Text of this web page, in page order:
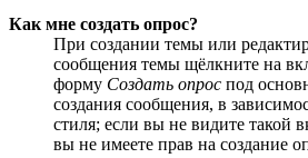
Как мне создать опрос?
При создании темы или
сообщения темы щёлкните на
форму Создать опрос под
создания сообщения, в
стиля; если вы не видите такой
вы не имеете прав на создание